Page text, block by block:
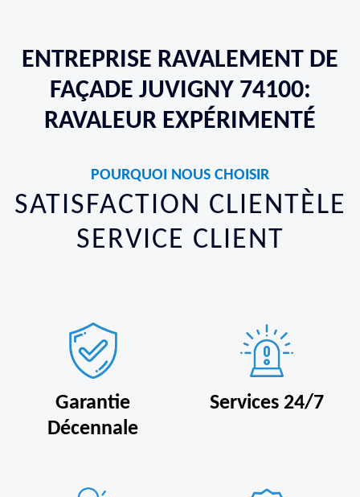
ENTREPRISE RAVALEMENT DE
FAÇADE JUVIGNY 74100:
RAVALEUR EXPÉRIMENTÉ
POURQUOI NOUS CHOISIR
SATISFACTION CLIENTÈLE
SERVICE CLIENT
Garantie
Décennale
Services 24/7